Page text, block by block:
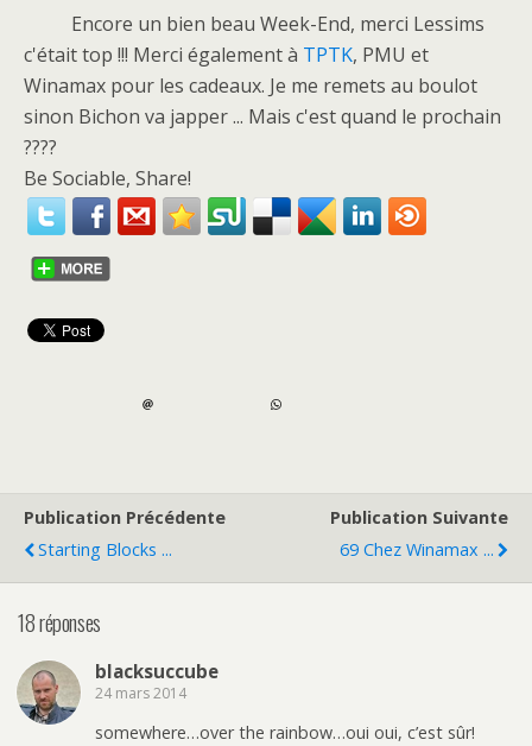
Encore un bien beau Week-End, merci Lessims
c'était top !!! Merci également à TPTK, PMU et
Winamax pour les cadeaux. Je me remets au boulot
sinon Bichon va japper ... Mais c'est quand le prochain
????
Be Sociable, Share!
Publication Précédente
Starting Blocks ...
Publication Suivante
69 Chez Winamax ...
18 réponses
blacksuccube
24 mars 2014
somewhere…over the rainbow…oui oui, c’est sûr!